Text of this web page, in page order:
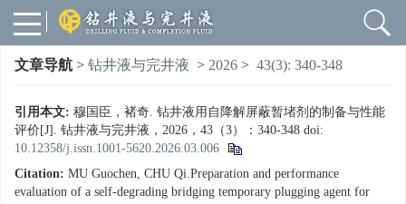
文章导航 > 钻井液与完井液 > 2026 > 43(3): 340-348
引用本文: 穆国臣，褚奇. 钻井液用自降解屏蔽暂堵剂的制备与性能
评价[J]. 钻井液与完井液，2026，43（3）：340-348 doi:
10.12358/j.issn.1001-5620.2026.03.006
Citation: MU Guochen, CHU Qi.Preparation and performance
evaluation of a self-degrading bridging temporary plugging agent for